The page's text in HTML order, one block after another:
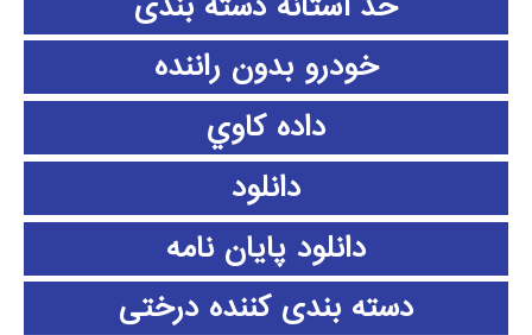
خودرو بدون راننده
داده كاوي
دانلود
دانلود پايان نامه
دسته بندی کننده درختی